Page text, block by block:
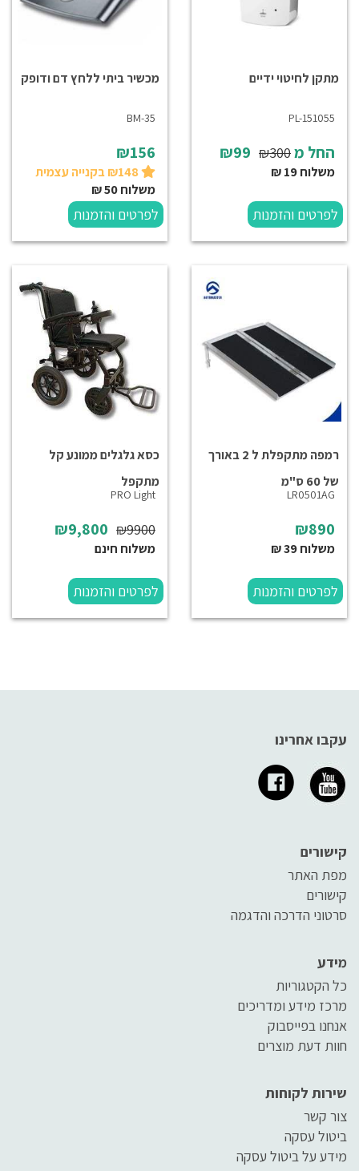
מתקן לחיטוי ידיים
PL-151055
החל מ₪300
משלוח 19 ₪
לפרטים והזמנות
מכשיר ביתי ללחץ דם ודופק
BM-35
₪156
משלוח 50 ₪
לפרטים והזמנות
רמפה מתקפלת ל 2 באורך
של 60 ס"מ
LR0501AG
₪890
משלוח 39 ₪
לפרטים והזמנות
כסא גלגלים ממונע קל
מתקפל
PRO Light
₪9,800 ₪9900
משלוח חינם
לפרטים והזמנות
עקבו אחרינו
קישורים
מפת האתר
קישורים
סרטוני הדרכה והדגמה
מידע
כל הקטגוריות
מרכז מידע ומדריכים
אנחנו בפייסבוק
חוות דעת מוצרים
שירות לקוחות
צור קשר
ביטול עסקה
מידע על ביטול עסקה